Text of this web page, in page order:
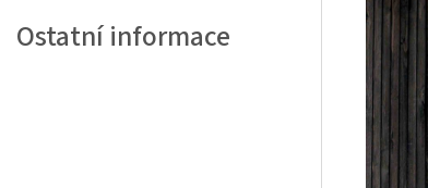
Ostatní informace